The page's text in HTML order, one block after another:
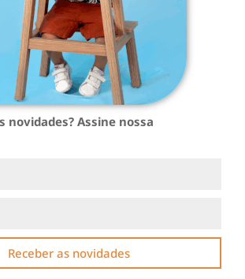
novidades? Assine nossa
Receber as novidades